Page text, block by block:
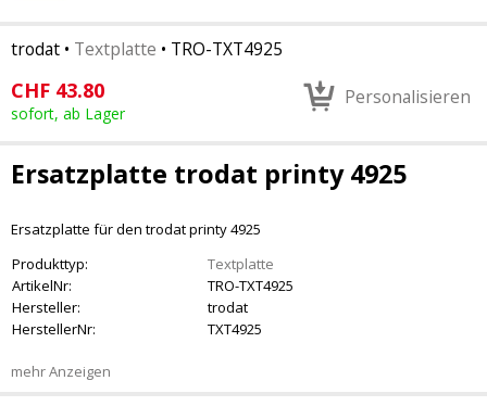
trodat • Textplatte • TRO-TXT4925
CHF 43.80
sofort, ab Lager
Personalisieren
Ersatzplatte trodat printy 4925
Ersatzplatte für den trodat printy 4925
Produkttyp:
Textplatte
ArtikelNr:
TRO-TXT4925
Hersteller:
trodat
HerstellerNr:
TXT4925
mehr Anzeigen